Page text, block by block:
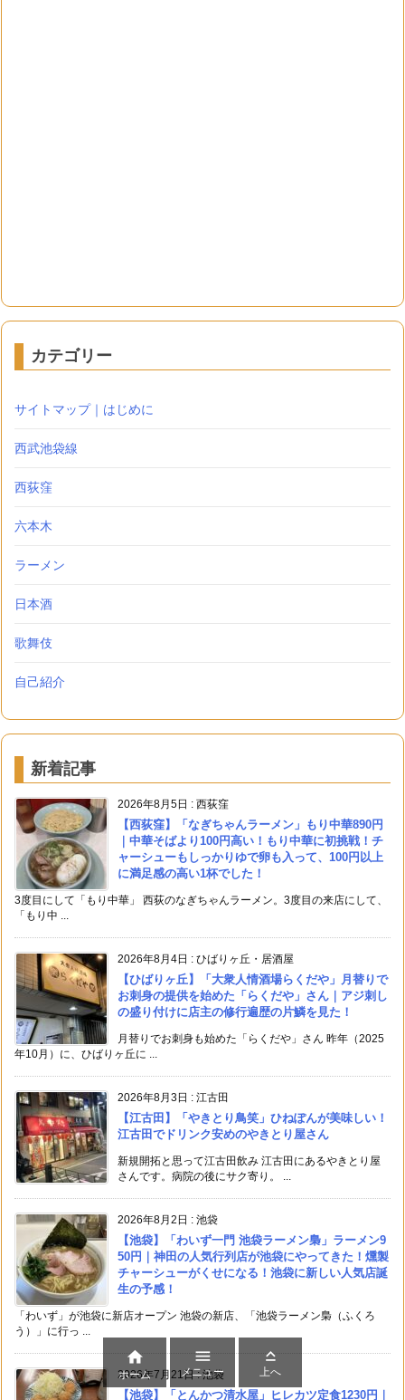
カテゴリー
サイトマップ｜はじめに
西武池袋線
西荻窪
六本木
ラーメン
日本酒
歌舞伎
自己紹介
新着記事
2026年8月5日 : 西荻窪
【西荻窪】「なぎちゃんラーメン」もり中華890円
｜中華そばより100円高い！もり中華に初挑戦！チ
ャーシューもしっかりゆで卵も入って、100円以上
に満足感の高い1杯でした！
3度目にして「もり中華」 西荻のなぎちゃんラーメン。3度目の来店にして、
「もり中 ...
2026年8月4日 : ひばりヶ丘・居酒屋
【ひばりヶ丘】「大衆人情酒場らくだや」月替りで
お刺身の提供を始めた「らくだや」さん｜アジ刺し
の盛り付けに店主の修行遍歴の片鱗を見た！
月替りでお刺身も始めた「らくだや」さん 昨年（2025
年10月）に、ひばりヶ丘に ...
2026年8月3日 : 江古田
【江古田】「やきとり鳥笑」ひねぽんが美味しい！
江古田でドリンク安めのやきとり屋さん
新規開拓と思って江古田飲み 江古田にあるやきとり屋
さんです。病院の後にサク寄り。 ...
2026年8月2日 : 池袋
【池袋】「わいず一門 池袋ラーメン梟」ラーメン9
50円｜神田の人気行列店が池袋にやってきた！燻製
チャーシューがくせになる！池袋に新しい人気店誕
生の予感！
「わいず」が池袋に新店オープン 池袋の新店、「池袋ラーメン梟（ふくろ
う）」に行っ ...
2026年7月21日:池袋
【池袋】「とんかつ清水屋」ヒレカツ定食1230円｜

ホーム

メニュー

上へ